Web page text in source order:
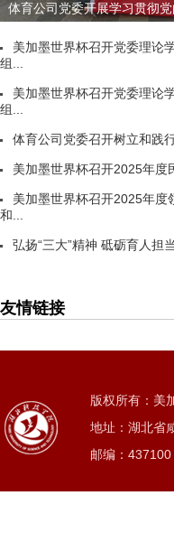
体育公司党委开展学习贯彻党
美加墨世界杯召开党委理论
组...
美加墨世界杯召开党委理论
组...
体育公司党委召开树立和践行
美加墨世界杯召开2025年度
美加墨世界杯召开2025年度
和...
弘扬“三大”精神 砥砺育人担
友情链接
版权所有：美
地址：湖北省
邮编：437100